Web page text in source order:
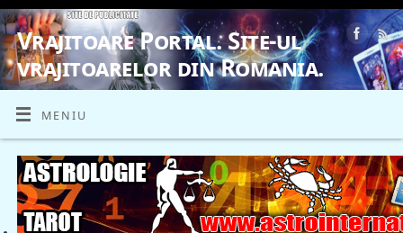
Vrajitoare Portal. Site-ul
vrajitoarelor din Romania.
VRAJITOARE, VRAJITOARELE, VRAJITOARE
MENIU